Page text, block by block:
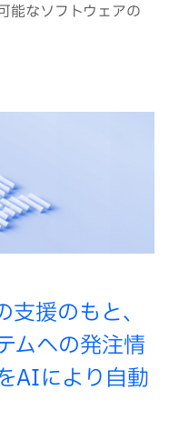
能なソフトウェアの
援のもと、
ムへの発注情
AIにより自動